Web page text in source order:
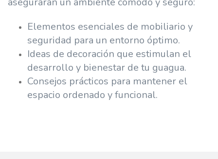
Elementos esenciales de mobiliario y
seguridad para un entorno óptimo.
Ideas de decoración que estimulan el
desarrollo y bienestar de tu guagua.
Consejos prácticos para mantener el
espacio ordenado y funcional.